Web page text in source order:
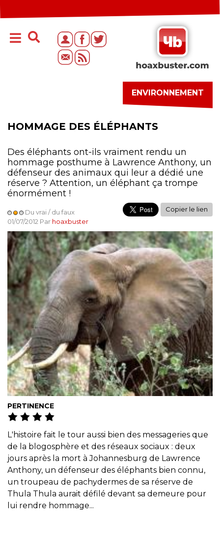
ENVIRONNEMENT
HOMMAGE DES ÉLÉPHANTS
Des éléphants ont-ils vraiment rendu un
hommage posthume à Lawrence Anthony, un
défenseur des animaux qui leur a dédié une
réserve ? Attention, un éléphant ça trompe
énormément !
Du vrai / du faux
01/07/2012 Par hoaxbuster
Copier le lien
PERTINENCE
L'histoire fait le tour aussi bien des messageries que
de la blogosphère et des réseaux sociaux : deux
jours après la mort à Johannesburg de Lawrence
Anthony, un défenseur des éléphants bien connu,
un troupeau de pachydermes de sa réserve de
Thula Thula aurait défilé devant sa demeure pour
lui rendre hommage...